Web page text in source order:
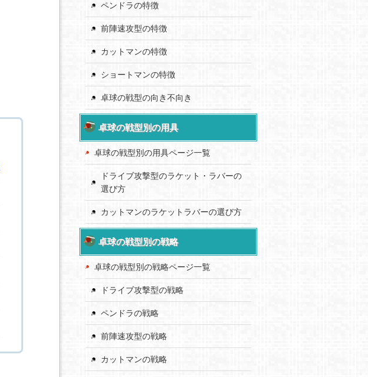
ペンドラの特徴
前陣速攻型の特徴
カットマンの特徴
ショートマンの特徴
卓球の戦型の向き不向き
卓球の戦型別の用具
卓球の戦型別の用具ページ一覧
ドライブ攻撃型のラケット・ラバーの
選び方
カットマンのラケットラバーの選び方
卓球の戦型別の戦略
卓球の戦型別の戦略ページ一覧
ドライブ攻撃型の戦略
ペンドラの戦略
前陣速攻型の戦略
カットマンの戦略